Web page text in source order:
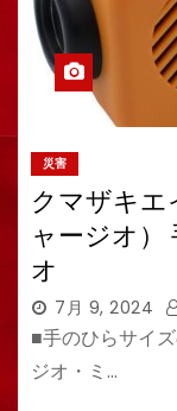
災害
クマザキ
ャージオ）
オ
7月 9, 2024
■手のひらサイ
ジオ・ミ…